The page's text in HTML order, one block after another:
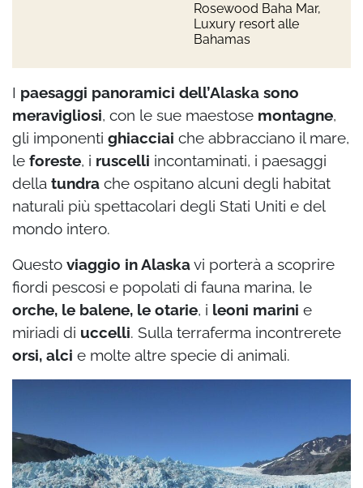
Rosewood Baha Mar,
Luxury resort alle
Bahamas
I paesaggi panoramici dell’Alaska sono
meravigliosi, con le sue maestose montagne,
gli imponenti ghiacciai che abbracciano il mare,
le foreste, i ruscelli incontaminati, i paesaggi
della tundra che ospitano alcuni degli habitat
naturali più spettacolari degli Stati Uniti e del
mondo intero.
Questo viaggio in Alaskavi porterà a scoprire
fiordi pescosi e popolati di fauna marina, le
orche, le balene, le otarie, i leoni marini e
miriadi di uccelli. Sulla terraferma incontrerete
orsi, alci e molte altre specie di animali.